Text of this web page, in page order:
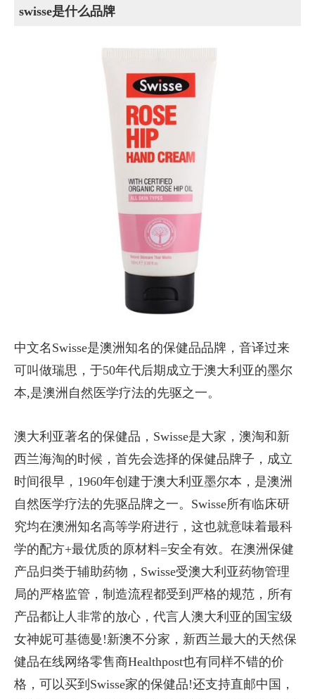
swisse是什么品牌
中文名Swisse是澳洲知名的保健品品牌，音译过来
可叫做瑞思，于50年代后期成立于澳大利亚的墨尔
本,是澳洲自然医学疗法的先驱之一。
澳大利亚著名的保健品，Swisse是大家，澳淘和新
西兰海淘的时候，首先会选择的保健品牌子，成立
时间很早，1960年创建于澳大利亚墨尔本，是澳洲
自然医学疗法的先驱品牌之一。Swisse所有临床研
究均在澳洲知名高等学府进行，这也就意味着最科
学的配方+最优质的原材料=安全有效。在澳洲保健
产品归类于辅助药物，Swisse受澳大利亚药物管理
局的严格监管，制造流程都受到严格的规范，所有
产品都让人非常的放心，代言人澳大利亚的国宝级
女神妮可基德曼!新澳不分家，新西兰最大的天然保
健品在线网络零售商Healthpost也有同样不错的价
格，可以买到Swisse家的保健品!还支持直邮中国，